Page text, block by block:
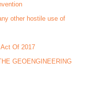
other hostile use of
Act Of 2017
GEOENGINEERING